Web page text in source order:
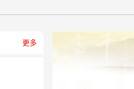
更多